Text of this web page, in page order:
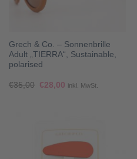
Grech & Co. – Sonnenbrille
Adult „TIERRA“, Sustainable,
polarised
€35,00 Ursprünglicher
€28,00Aktueller
inkl. MwSt.